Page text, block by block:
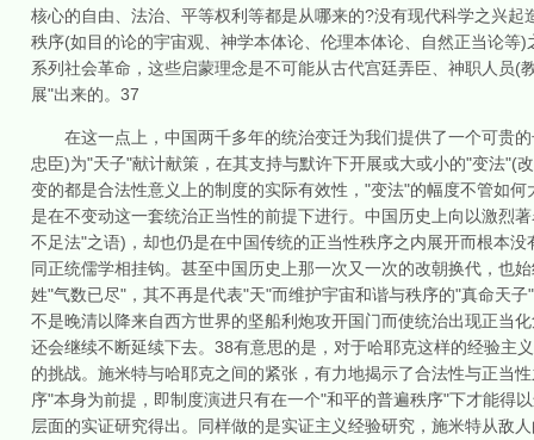
核心的自由、法治、平等权利等都是从哪来的?没有现代科学之兴
秩序(如目的论的宇宙观、神学本体论、伦理本体论、自然正当论
系列社会革命，这些启蒙理念是不可能从古代宫廷弄臣、神职人员
展"出来的。37
在这一点上，中国两千多年的统治变迁为我们提供了一个可贵的
忠臣)为"天子"献计献策，在其支持与默许下开展或大或小的"变法"(
变的都是合法性意义上的制度的实际有效性，"变法"的幅度不管如
是在不变动这一套统治正当性的前提下进行。中国历史上向以激烈
不足法"之语)，却也仍是在中国传统的正当性秩序之内展开而根本
同正统儒学相挂钩。甚至中国历史上那一次又一次的改朝换代，也
姓"气数已尽"，其不再是代表"天"而维护宇宙和谐与秩序的"真命天
不是晚清以降来自西方世界的坚船利炮攻开国门而使统治出现正当
还会继续不断延续下去。38有意思的是，对于哈耶克这样的经验主
的挑战。施米特与哈耶克之间的紧张，有力地揭示了合法性与正当
序"本身为前提，即制度演进只有在一个"和平的普遍秩序"下才能得
层面的实证研究得出。同样做的是实证主义经验研究，施米特从敌